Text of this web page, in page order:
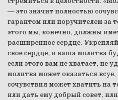
— это значит полностью
гарантом или поручителем за
этого мы, конечно, должны
расширенное сердце.
свое сердце, и ваша молитва
если этого вам не хватает, не
молитва может оказаться
сочувствия может хватить на
или дать ему добрый совет,